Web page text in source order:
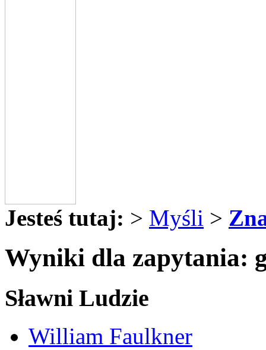
Jesteś tutaj: > Myśli >
Wyniki dla zapytania:
Sławni Ludzie
William Faulkner